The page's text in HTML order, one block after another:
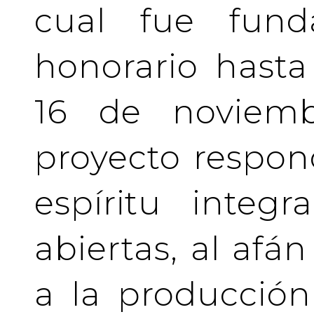
cual fue
honorario
16 de
proyecto
espíritu
abiertas, al
a la